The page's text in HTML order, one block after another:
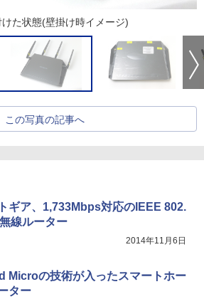
た状態(壁掛け時イメージ)
この写真の記事へ
ギア、1,733Mbps対応のIEEE 802.
線ルーター
2014年11月6日
Microの技術が入ったスマートホー
ター